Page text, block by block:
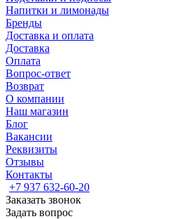
Напитки и лимонады
Бренды
Доставка и оплата
Доставка
Оплата
Вопрос-ответ
Возврат
О компании
Наш магазин
Блог
Вакансии
Реквизиты
Отзывы
Контакты
+7 937 632-60-20
Заказать звонок
Задать вопрос